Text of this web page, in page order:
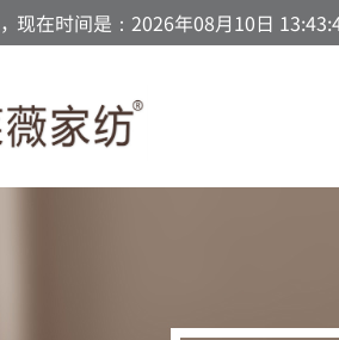
现在时间是：2026年08月10日